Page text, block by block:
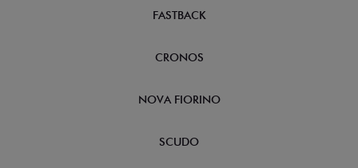
FASTBACK
CRONOS
NOVA FIORINO
SCUDO